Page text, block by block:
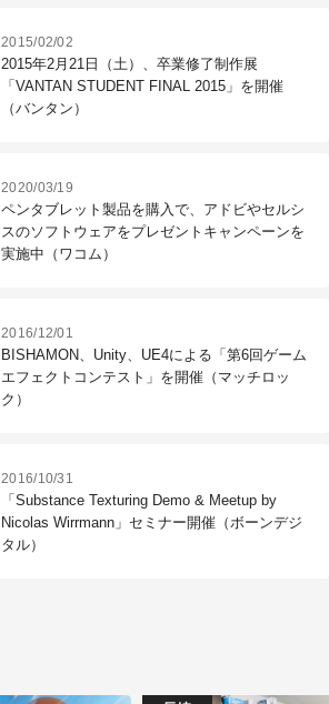
2015/02/02
2015年2月21日（土）、卒業修了制作展
「VANTAN STUDENT FINAL 2015」を開催
（バンタン）
2020/03/19
ペンタブレット製品を購入で、アドビやセルシ
スのソフトウェアをプレゼントキャンペーンを
実施中（ワコム）
2016/12/01
BISHAMON、Unity、UE4による「第6回ゲーム
エフェクトコンテスト」を開催（マッチロッ
ク）
2016/10/31
「Substance Texturing Demo & Meetup by
Nicolas Wirrmann」セミナー開催（ボーンデジ
タル）